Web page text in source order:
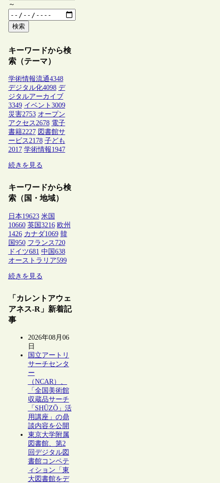
～
検索
キーワードから検
索（テーマ）
学術情報流通4348
デジタル化4098 デ
ジタルアーカイブ
3349 イベント 3009
災害2753 オープン
アクセス 2678 電子
書籍2227 図書館サ
ービス 2178 子ども
2017 学術情報1947
続きを見る
キーワードから検
索（国・地域）
日本19623 米国
10660 英国3216 欧州
1426 カナダ1069 韓
国950 フランス 720
ドイツ681 中国638
オーストラリア599
続きを見る
「カレントアウェ
アネス-R」新着記
事
2026年08月06
日
国立アートリ
サーチセンタ
ー
（NCAR）、
「全国美術館
収蔵品サーチ
「SHŪZŌ」活
用講座」の鼎
談内容を公開
東京大学附属
図書館、第2
回デジタル図
書館コンペテ
ィション「東
大図書館をデ